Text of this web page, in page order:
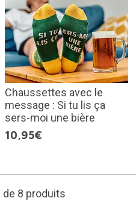
Chaussettes avec le
message : Si tu lis ça
sers-moi une bière
10,95€
8 produits